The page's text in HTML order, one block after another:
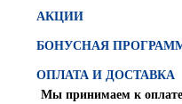
АКЦИИ
БОНУСНАЯ
ОПЛАТА И ДОСТАВКА
Мы принимаем к